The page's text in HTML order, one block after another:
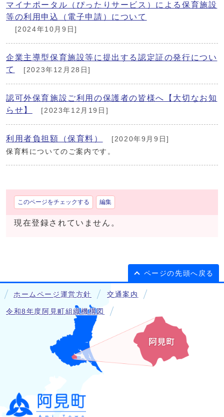
マイナポータル（ぴったりサービス）による保育施設
等の利用申込（電子申請）について
[2024年10月9日]
企業主導型保育施設等に提出する認定証の発行につい
て
[2023年12月28日]
認可外保育施設ご利用の保護者の皆様へ【大切なお知
らせ】
[2023年12月19日]
利用者負担額（保育料）
[2020年9月9日]
保育料についてのご案内です。
このページをチェックする 編集
現在登録されていません。
ページの先頭へ戻る
ホームページ運営方針 交通案内
令和8年度阿見町組織機構図